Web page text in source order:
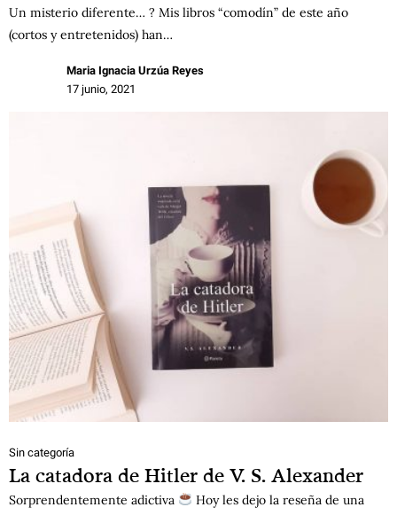
Un misterio diferente… ? Mis libros “comodín” de este año
(cortos y entretenidos) han…
Maria Ignacia Urzúa Reyes
17 junio, 2021
Sin categoría
La catadora de Hitler de V. S. Alexander
Sorprendentemente adictiva
Hoy les dejo la reseña de una